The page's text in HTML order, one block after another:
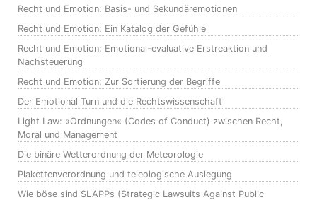
Recht und Emotion: Basis- und Sekundäremotionen
Recht und Emotion: Ein Katalog der Gefühle
Recht und Emotion: Emotional-evaluative Erstreaktion und
Nachsteuerung
Recht und Emotion: Zur Sortierung der Begriffe
Der Emotional Turn und die Rechtswissenschaft
Light Law: »Ordnungen« (Codes of Conduct) zwischen Recht,
Moral und Management
Die binäre Wetterordnung der Meteorologie
Plakettenverordnung und teleologische Auslegung
Wie böse sind SLAPPs (Strategic Lawsuits Against Public